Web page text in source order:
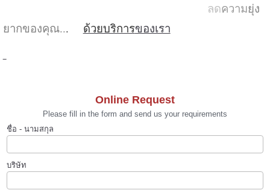
ลดความยุ่ง
ยากของคุณ... ด้วยบริการของเรา
Online Request
Please fill in the form and send us your requirements
ชื่อ - นามสกุล
บริษัท